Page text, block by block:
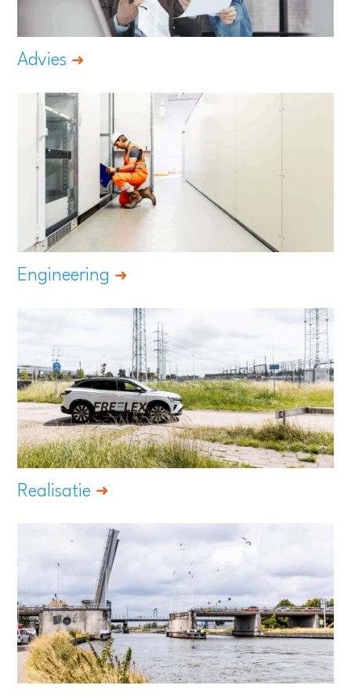
Advies
Engineering
Realisatie